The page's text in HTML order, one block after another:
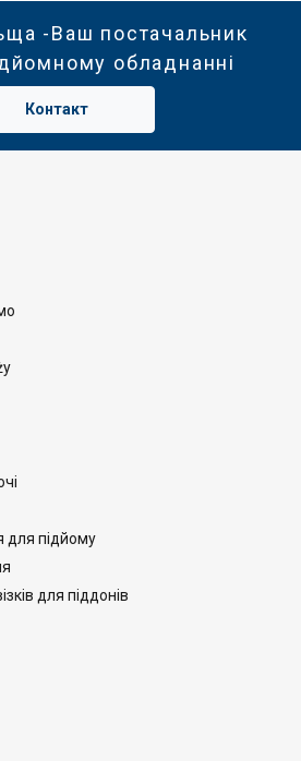
-Ваш постачальник
обладнанні
Контакт
для підйому
для піддонів